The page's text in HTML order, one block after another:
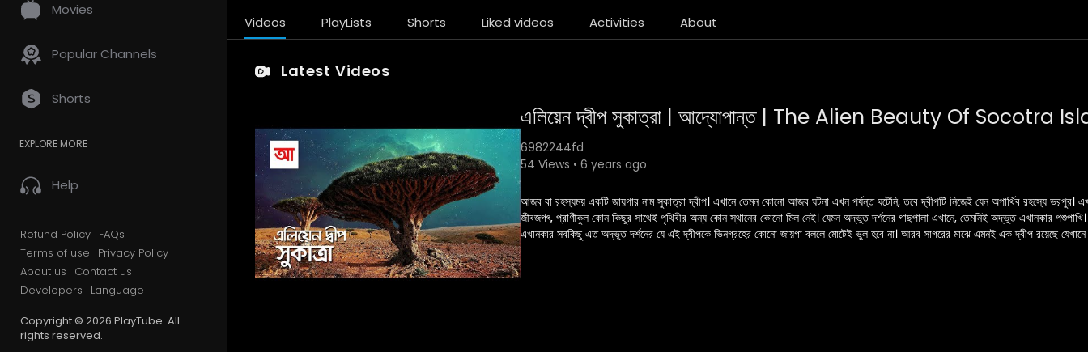
Movies
Popular Channels
Shorts
EXPLORE MORE
Help
Refund Policy FAQs
Terms of use
Privacy Policy
About us
Contact us
Developers
Language
Copyright © 2026 PlayTube. All
rights reserved.
Videos PlayLists Shorts Liked videos Activities About
Latest Videos
এলিয়েন দ্বীপ সুকাত্রা | আদ্যোপান্ত | The Alien Beauty Of Socotra
6982244fd
54 Views • 6 years ago
আজব বা রহস্যময় একটি জায়গার নাম সুকাত্রা দ্বীপ। এখানে তেমন কোনো আজব ঘটনা এখন পর্যন্ত ঘটেনি, তবে দ্বীপটি নিজেই যেন অপার্থিব রহস্যে ভরপুর।
জীবজগৎ, প্রাণীকুল কোন কিছুর সাথেই পৃথিবীর অন্য কোন স্থানের কোনো মিল নেই। যেমন অদ্ভুত দর্শনের গাছপালা এখানে, তেমনিই অদ্ভুত এখানকার পশুপাখি।
এখানকার সবকিছু এত অদ্ভূত দর্শনের যে এই দ্বীপকে ভিনগ্রহের কোনো জায়গা বললে মোটেই ভুল হবে না। আরব সাগরের মাঝে এমনই এক দ্বীপ রয়েছে যেখানে